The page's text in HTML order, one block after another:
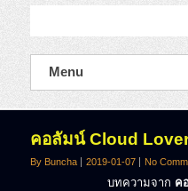
Menu
คอลัมน์ Cloud
By Buncha 2019-01-07 No
บทความจาก ค